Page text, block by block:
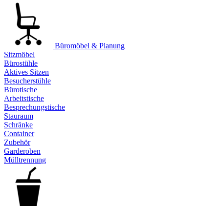
Büromöbel & Planung
Sitzmöbel
Bürostühle
Aktives Sitzen
Besucherstühle
Bürotische
Arbeitstische
Besprechungstische
Stauraum
Schränke
Container
Zubehör
Garderoben
Mülltrennung